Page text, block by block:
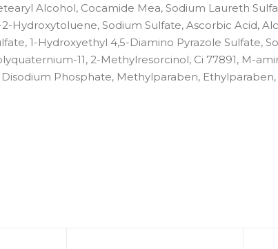
Alcohol, Cocamide Mea, Sodium Laureth
Hydroxytoluene, Sodium Sulfate, Ascorbic Acid,
1-Hydroxyethyl 4,5-Diamino Pyrazole Sulfate,
11, 2-Methylresorcinol, Ci 77891, M-
Phosphate, Methylparaben,